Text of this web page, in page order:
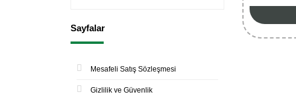
Sayfalar
Mesafeli Satış Sözleşmesi
Gizlilik ve Güvenlik